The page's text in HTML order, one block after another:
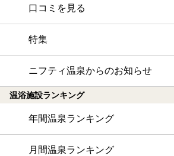
口コミを見る
特集
ニフティ温泉からのお知らせ
温浴施設ランキング
年間温泉ランキング
月間温泉ランキング